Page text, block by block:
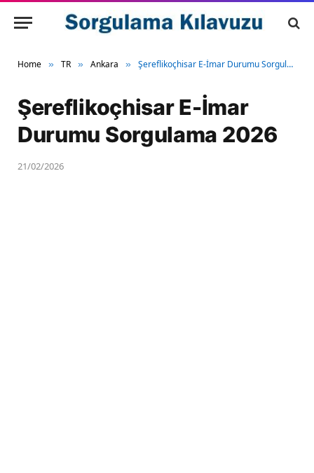
Home » TR » Ankara » Şereflikoçhisar E-İmar Durumu Sorgulama 2026
Şereflikoçhisar E-İmar
Durumu Sorgulama 2026
21/02/2026